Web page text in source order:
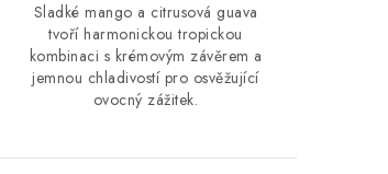
Sladké mango a citrusová guava
tvoří harmonickou tropickou
kombinaci s krémovým závěrem a
jemnou chladivostí pro osvěžující
ovocný zážitek.